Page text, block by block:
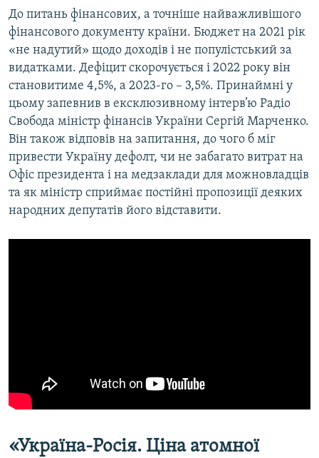
До питань фінансових, а точніше найважливішого
фінансового документу країни. Бюджет на 2021 рік
«не надутий» щодо доходів і не популістський за
видатками. Дефіцит скорочується і 2022 року він
становитиме 4,5%, а 2023-го – 3,5%. Принаймні у
цьому запевнив в ексклюзивному інтерв’ю Радіо
Свобода міністр фінансів України Сергій Марченко.
Він також відповів на запитання, до чого б міг
привести Україну дефолт, чи не забагато витрат на
Офіс президента і на медзаклади для можновладців
та як міністр сприймає постійні пропозиції деяких
народних депутатів його відставити.
«Україна-Росія. Ціна атомної